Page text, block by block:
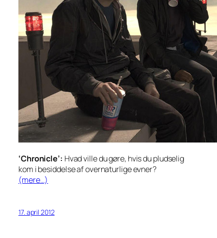
‘Chronicle’: Hvad ville du gøre, hvis du pludselig
kom i besiddelse af overnaturlige evner?
(mere…)
17. april 2012